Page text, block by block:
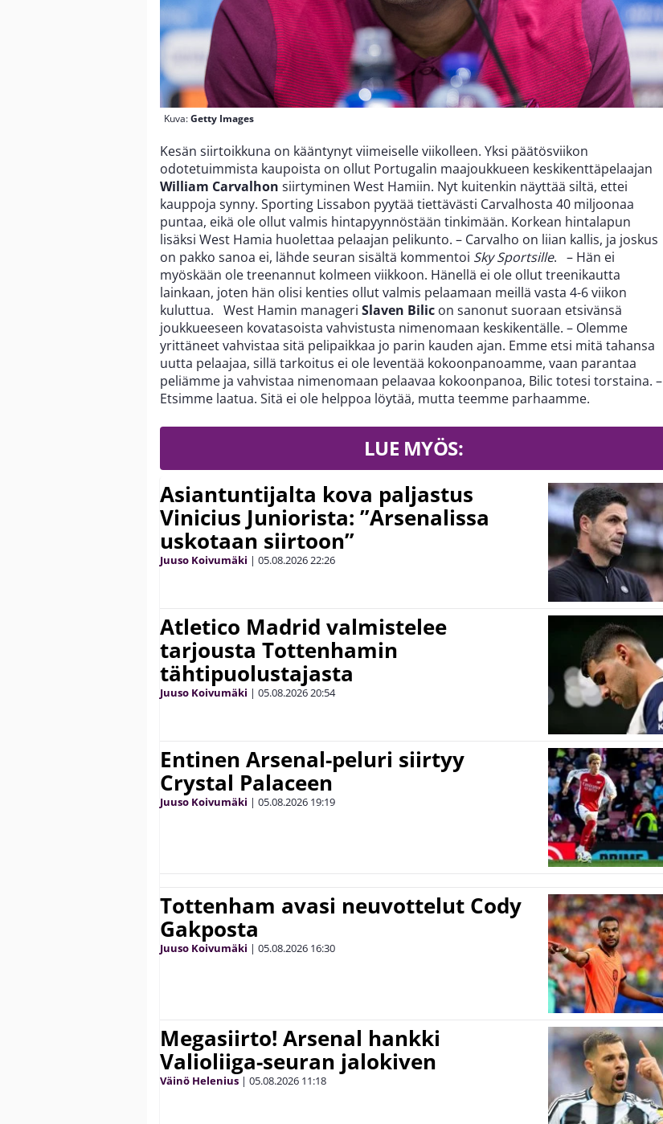
Kuva:Getty Images
Kesän siirtoikkuna on kääntynyt viimeiselle viikolleen. Yksi päätösviikon
odotetuimmista kaupoista on ollut Portugalin maajoukkueen keskikenttäpelaajan
William Carvalhon siirtyminen West Hamiin. Nyt kuitenkin näyttää siltä, ettei
kauppoja synny. Sporting Lissabon pyytää tiettävästi Carvalhosta 40 miljoonaa
puntaa, eikä ole ollut valmis hintapyynnöstään tinkimään. Korkean hintalapun
lisäksi West Hamia huolettaa pelaajan pelikunto. – Carvalho on liian kallis, ja joskus
on pakko sanoa ei, lähde seuran sisältä kommentoi Sky Sportsille. – Hän ei
myöskään ole treenannut kolmeen viikkoon. Hänellä ei ole ollut treenikautta
lainkaan, joten hän olisi kenties ollut valmis pelaamaan meillä vasta 4-6 viikon
kuluttua. West Hamin manageri Slaven Bilic on sanonut suoraan etsivänsä
joukkueeseen kovatasoista vahvistusta nimenomaan keskikentälle. – Olemme
yrittäneet vahvistaa sitä pelipaikkaa jo parin kauden ajan. Emme etsi mitä tahansa
uutta pelaajaa, sillä tarkoitus ei ole leventää kokoonpanoamme, vaan parantaa
peliämme ja vahvistaa nimenomaan pelaavaa kokoonpanoa, Bilic totesi torstaina. –
Etsimme laatua. Sitä ei ole helppoa löytää, mutta teemme parhaamme.
LUE MYÖS:
Asiantuntijalta kova paljastus
Vinicius Juniorista: ”Arsenalissa
uskotaan siirtoon”
Juuso Koivumäki | 05.08.202622:26
Atletico Madrid valmistelee
tarjousta Tottenhamin
tähtipuolustajasta
Juuso Koivumäki | 05.08.202620:54
Entinen Arsenal-peluri siirtyy
Crystal Palaceen
Juuso Koivumäki | 05.08.2026 19:19
Tottenham avasi neuvottelut Cody
Gakposta
Juuso Koivumäki | 05.08.2026 16:30
Megasiirto! Arsenal hankki
Valioliiga-seuran jalokiven
Väinö Helenius | 05.08.2026 11:18